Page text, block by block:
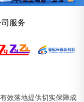
服务
效落地提供切实保障成